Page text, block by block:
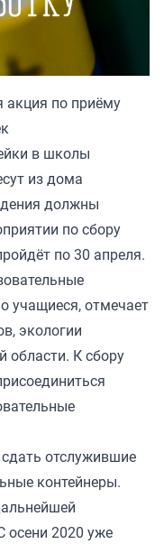
акция по приёму
в школы
из дома
должны
по сбору
по 30 апреля.
учащиеся, отмечает
экологии
области. К сбору
отслужившие
контейнеры.
осени 2020 уже